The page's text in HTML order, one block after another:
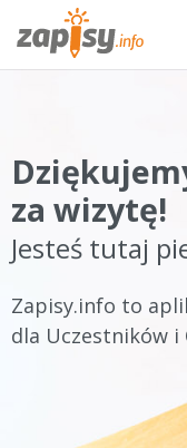
za wizytę!
Jesteś tutaj
Zapisy.info to
dla Uczestników